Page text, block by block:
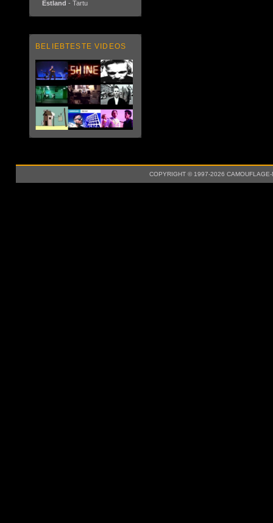
Estland - Tartu
BELIEBTESTE VIDEOS
COPYRIGHT © 1997-2026 CAMOUFLAGE-